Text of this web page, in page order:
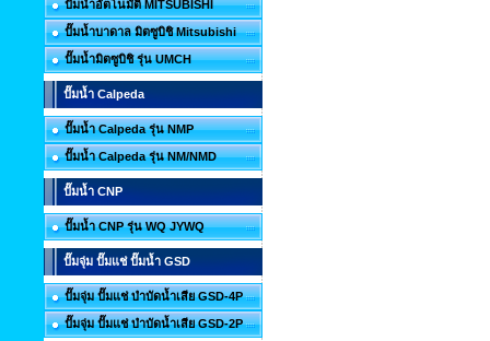
ปั๊มน้ำอัตโนมัติ MITSUBISHI
ปั๊มน้ำบาดาล มิตซูบิชิ Mitsubishi
ปั๊มน้ำมิตซูบิชิ รุ่น UMCH
ปั๊มน้ำ Calpeda
ปั๊มน้ำ Calpeda รุ่น NMP
ปั๊มน้ำ Calpeda รุ่น NM/NMD
ปั๊มน้ำ CNP
ปั๊มน้ำ CNP รุ่น WQ JYWQ
ปั๊มจุ่ม ปั๊มแช่ ปั๊มน้ำ GSD
ปั๊มจุ่ม ปั๊มแช่ บำบัดน้ำเสีย GSD-4P
ปั๊มจุ่ม ปั๊มแช่ บำบัดน้ำเสีย GSD-2P